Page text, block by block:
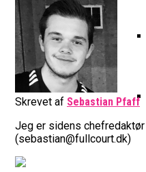
Skrevet af Sebastian Pfaff
Jeg er sidens
(sebastian@fullcourt.dk)